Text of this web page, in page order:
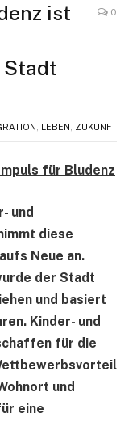
ist
0
LEBEN ZUKUNFT
für Bludenz
und
diese
Neue an.
der Stadt
und basiert
Kinder- und
für die
und
eine